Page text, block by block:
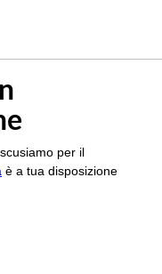
per il
è a tua disposizione